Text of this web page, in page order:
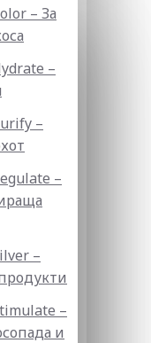
– За
–
–
–
–
–
и